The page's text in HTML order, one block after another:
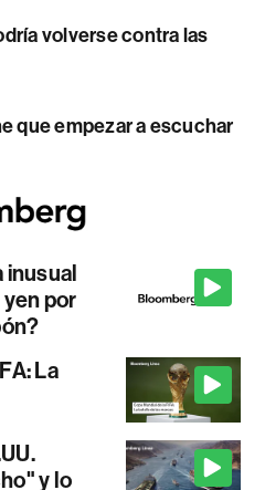
volverse contra las
que empezar a escuchar
inusual
por
La
y lo